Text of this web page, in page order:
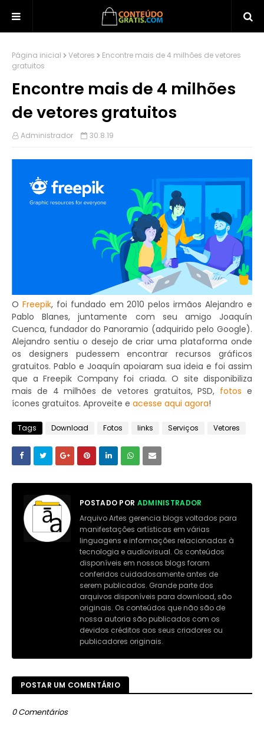
Página inicial Vetores
Encontre mais de 4 milhões de vetores
gratuitos
Encontre mais de 4 milhões
de vetores gratuitos
Administrador 30.8.19
O Freepik, foi fundado em 2010 pelos irmãos Alejandro e
Pablo Blanes, juntamente com seu amigo Joaquín
Cuenca, fundador do Panoramio (adquirido pelo Google).
Alejandro sentiu o desejo de criar uma plataforma onde
os designers pudessem encontrar recursos gráficos
gratuitos. Pablo e Joaquín apoiaram sua ideia e foi assim
que a Freepik Company foi criada. O site disponibiliza
mais de 4 milhões de vetores gratuitos, PSD, fotos e
ícones gratuitos. Aproveite e acesse aqui agora!
Tags Download Fotos links Serviços Vetores
POSTADO POR ADMINISTRADOR
Arquivo Artes gerencia blogs voltados para
manifestações artísticas em várias
linguagens e informações relacionadas à
tecnologia e audiovisual. Os conteúdos
disponíveis em nossos blogs foram
conferidos cuidadosamente antes de
serem publicados. Grande parte dos
arquivos disponíveis para download, são
originais. Os conteúdos que não são de
nossa autoria são publicados com os
devidos créditos aos seus criadores ou
publicadores originais.
POSTAR UM COMENTÁRIO
0 Comentários